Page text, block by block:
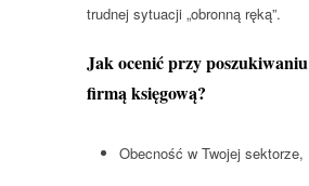
trudnej sytuacji „obronną ręką”.
Jak ocenić przy poszukiwaniu
firmą księgową?
Obecność w Twojej sektorze,